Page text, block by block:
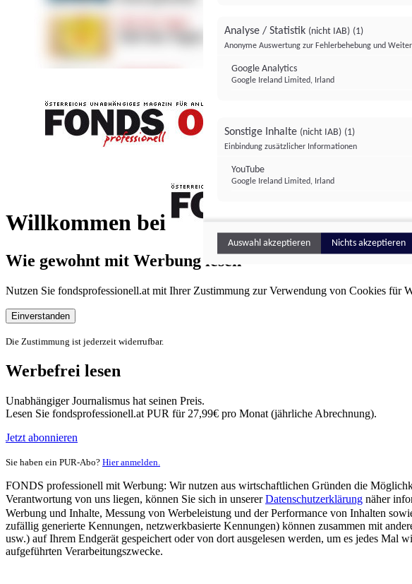
Willkommen bei
FONDS professionell
Wie gewohnt mit Werbung lesen
Nutzen Sie fondsprofessionell.at mit Ihrer Zustimmung zur Verwendung von Cookies für
Einverstanden
Die Zustimmung ist jederzeit widerrufbar.
Werbefrei lesen
Unabhängiger Journalismus hat seinen Preis.
Lesen Sie fondsprofessionell.at PUR für 27,99€ pro Monat (jährliche Abrechnung).
Jetzt abonnieren
Sie haben ein PUR-Abo? Hier anmelden.
FONDS professionell mit Werbung: Wir nutzen aus wirtschaftlichen Gründen die
Verantwortung von uns liegen, können Sie sich in unsererDatenschutzerklärung näher
Werbung und Inhalte, Messung von Werbeleistung und der Performance von Inhalten
zufällig generierte Kennungen, netzwerkbasierte Kennungen) können zusammen mit
usw.) auf Ihrem Endgerät gespeichert oder von dort ausgelesen werden, um es jedes Mal
aufgeführten Verarbeitungszwecke.
Analyse / Statistik (nicht IAB) (1)
Anonyme Auswertung zur Fehlerbehebung und
Google Analytics
Google Ireland Limited, Irland
Sonstige Inhalte (nicht IAB) (1)
Einbindung zusätzlicher Informationen
YouTube
Google Ireland Limited, Irland
Auswahl akzeptieren Nichts akzeptieren